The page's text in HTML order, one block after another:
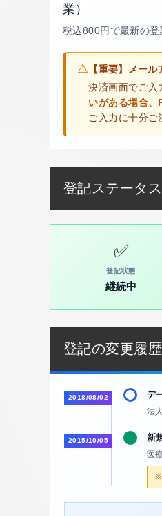
業）
税込800円で最新の登
⚠ 【重要】メー
決済画面でご入
いがある場合、
ご入力に十分ご
登記ステータス
✅
登記状態
継続中
登記の変更履歴
2018/08/02 デ
法
2015/10/05 新
医